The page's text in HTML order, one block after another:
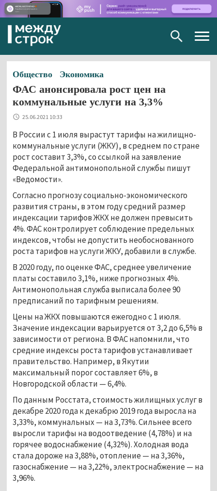
Общество Экономика
ФАС анонсировала рост цен на
коммунальные услуги на 3,3%
25.06.2021 10:33
В России с 1 июля вырастут тарифы на жилищно-
коммунальные услуги (ЖКУ), в среднем по стране
рост составит 3,3%, со ссылкой на заявление
Федеральной антимонопольной службы пишут
«Ведомости».
Согласно прогнозу социально-экономического
развития страны, в этом году средний размер
индексации тарифов ЖКХ не должен превысить
4%. ФАС контролирует соблюдение предельных
индексов, чтобы не допустить необоснованного
роста тарифов на услуги ЖКУ, добавили в службе.
В 2020 году, по оценке ФАС, среднее увеличение
платы составило 3,1%, ниже прогнозных 4%.
Антимонопольная служба выписала более 90
предписаний по тарифным решениям.
Цены на ЖКХ повышаются ежегодно с 1 июля.
Значение индексации варьируется от 3,2 до 6,5% в
зависимости от региона. В ФАС напомнили, что
средние индексы роста тарифов устанавливает
правительство. Например, в Якутии
максимальный порог составляет 6%, в
Новгородской области — 6,4%.
По данным Росстата, стоимость жилищных услуг в
декабре 2020 года к декабрю 2019 года выросла на
3,33%, коммунальных — на 3,73%. Сильнее всего
выросли тарифы на водоотведение (4,78%) и на
горячее водоснабжение (4,32%). Холодная вода
стала дороже на 3,88%, отопление — на 3,36%,
газоснабжение — на 3,22%, электроснабжение — на
3,96%.